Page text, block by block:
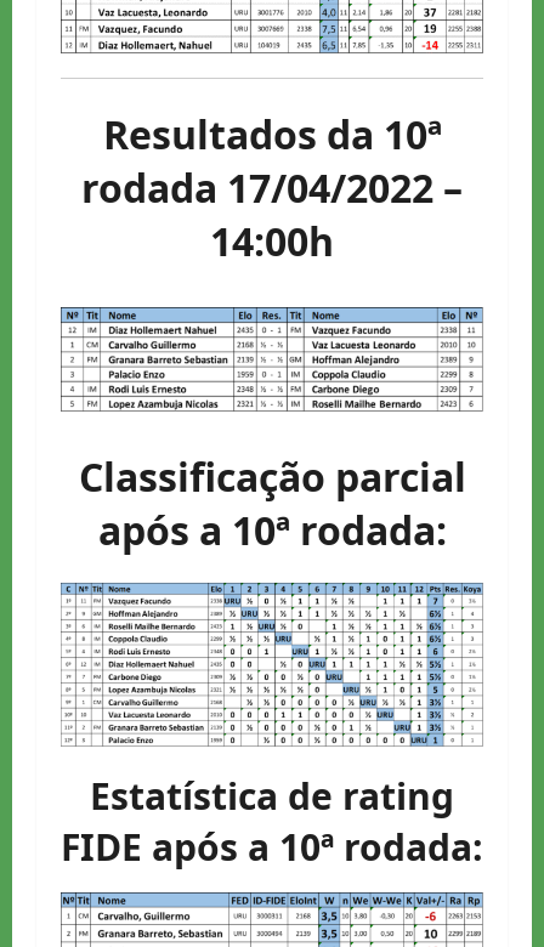
Resultados da 10ª
rodada 17/04/2022 –
14:00h
Classificação parcial
após a 10ª rodada:
Estatística de rating
FIDE após a 10ª rodada: